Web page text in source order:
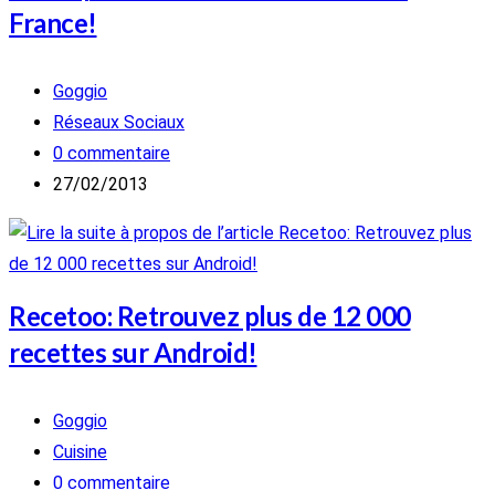
France!
Auteur/autrice
de
la
publication :
Goggio
Post
category:
Réseaux Sociaux
Commentaires
de
publication :
0 commentaire
Publication
27/02/2013
Recetoo: Retrouvez plus de 12 000
recettes sur Android!
Auteur/autrice
de
la
Goggio
Post
category:
Cuisine
Commentaires
0 commentaire